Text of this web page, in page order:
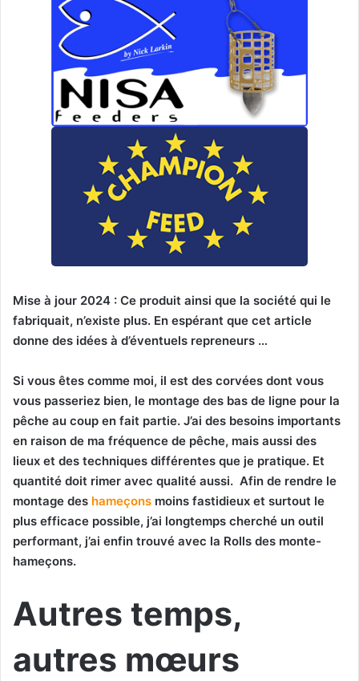
Mise à jour 2024 : Ce produit ainsi que la société qui le
fabriquait, n’existe plus. En espérant que cet article
donne des idées à d’éventuels repreneurs …
Si vous êtes comme moi, il est des corvées dont vous
vous passeriez bien, le montage des bas de ligne pour la
pêche au coup en fait partie. J’ai des besoins importants
en raison de ma fréquence de pêche, mais aussi des
lieux et des techniques différentes que je pratique. Et
quantité doit rimer avec qualité aussi. Afin de rendre le
montage des hameçons moins fastidieux et surtout le
plus efficace possible, j’ai longtemps cherché un outil
performant, j’ai enfin trouvé avec la Rolls des monte-
hameçons.
Autres temps,
autres mœurs